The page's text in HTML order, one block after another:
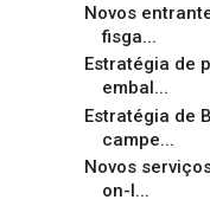
Novos
fisga...
Estratégia de
embal...
Estratégia de
campe...
Novos
on-l...